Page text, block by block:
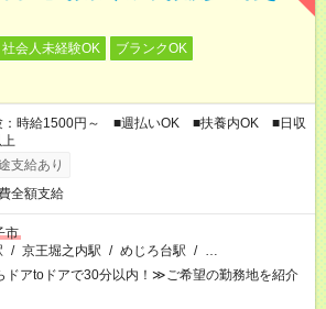
社会人未経験OK
ブランクOK
：時給1500円～ ■週払いOK ■扶養内OK ■日収
支給あり
全額支給
市
/ 京王堀之内駅 / めじろ台駅 / …
アtoドアで30分以内！≫ご希望の勤務地を紹介